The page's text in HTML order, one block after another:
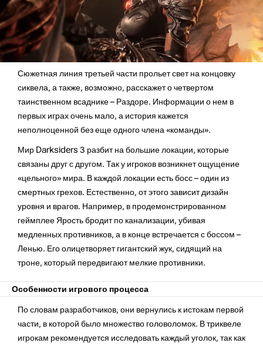
Сюжетная линия третьей части прольет свет на концовку
сиквела, а также, возможно, расскажет о четвертом
таинственном всаднике – Раздоре. Информации о нем в
первых играх очень мало, а история кажется
неполноценной без еще одного члена «команды».
Мир Darksiders 3 разбит на большие локации, которые
связаны друг с другом. Так у игроков возникнет ощущение
«цельного» мира. В каждой локации есть босс – один из
смертных грехов. Естественно, от этого зависит дизайн
уровня и врагов. Например, в продемонстрированном
геймплее Ярость бродит по канализации, убивая
медленных противников, а в конце встречается с боссом –
Ленью. Его олицетворяет гигантский жук, сидящий на
троне, который передвигают мелкие противники.
Особенности игрового процесса
По словам разработчиков, они вернулись к истокам первой
части, в которой было множество головоломок. В триквеле
игрокам рекомендуется исследовать каждый уголок, так как